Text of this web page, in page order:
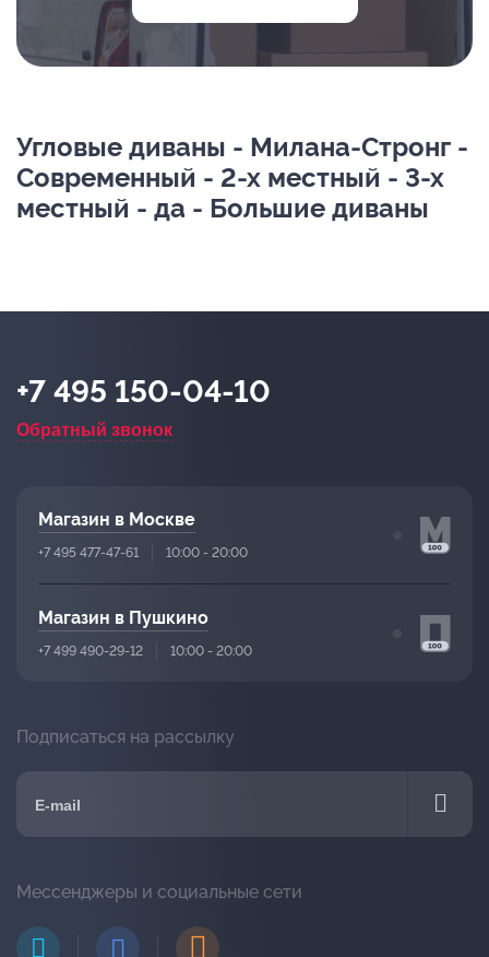
Угловые диваны - Милана-Стронг -
Современный - 2-х местный - 3-х
местный - да - Большие диваны
+7 495 150-04-10
Обратный звонок
Магазин в Москве
+7 495 477-47-61 10:00 - 20:00
Магазин в Пушкино
+7 499 490-29-12 10:00 - 20:00
Подписаться на рассылку
Мессенджеры и социальные сети